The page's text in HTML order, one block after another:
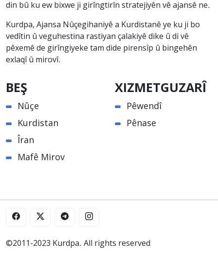
din bû ku ew bixwe ji girîngtirîn stratejiyên vê ajansê ne.
Kurdpa, Ajansa Nûçegihaniyê a Kurdistanê ye ku ji bo
vedîtin û veguhestina rastiyan çalakiyê dike û di vê
pêxemê de girîngiyeke tam dide pirensîp û bingehên
exlaqî û mirovî.
BEŞ
Nûçe
Kurdistan
Îran
Mafê Mirov
XIZMETGUZARÎ
Pêwendî
Pênase
©2011-2023 Kurdpa. All rights reserved